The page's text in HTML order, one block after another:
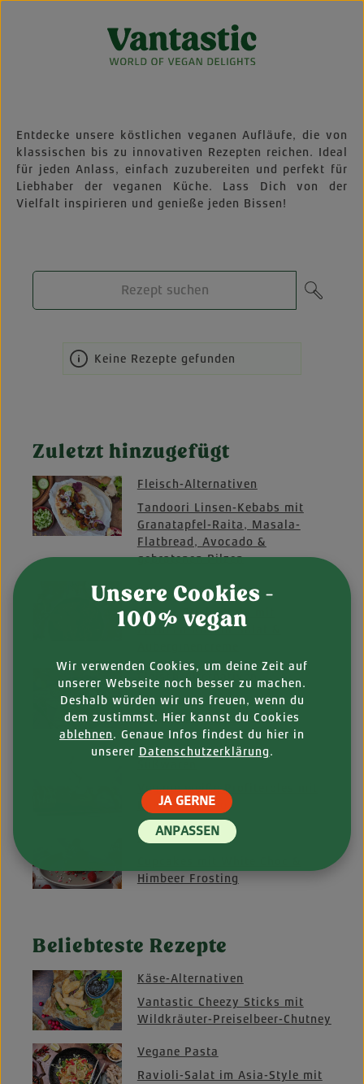
Entdecke unsere köstlichen veganen Aufläufe, die von
klassischen bis zu innovativen Rezepten reichen. Ideal
für jeden Anlass, einfach zuzubereiten und perfekt für
Liebhaber der veganen Küche. Lass Dich von der
Vielfalt inspirieren und genieße jeden Bissen!
Keine Rezepte gefunden
Zuletzt hinzugefügt
Fleisch-Alternativen
Tandoori Linsen-Kebabs mit
Granatapfel-Raita, Masala-
Flatbread, Avocado &
gebratenen Pilzen
Käse-Alternativen
Cheezy Sticks Italy mit
Zitronen-Rucola-Salat &
Fleisch-Alternativen
Donuts mit gebackenen
Süßkartoffel-Würfeln &
Chipotle-Sour-Cream-Dip
Vegane weiße Profiteroles mit
Himbeerfüllung
Süßwaren
Himbeer Frosting
Beliebteste Rezepte
Käse-Alternativen
Vantastic Cheezy Sticks mit
Wildkräuter-Preiselbeer-Chutney
Vegane Pasta
Ravioli-Salat im Asia-Style mit
Unsere Cookies -
100% vegan
Wir verwenden Cookies, um deine Zeit auf
unserer Webseite noch besser zu machen.
Deshalb würden wir uns freuen, wenn du
dem zustimmst. Hier kannst du Cookies
ablehnen. Genaue Infos findest du hier in
unserer Datenschutzerklärung.
ANPASSEN
JA GERNE